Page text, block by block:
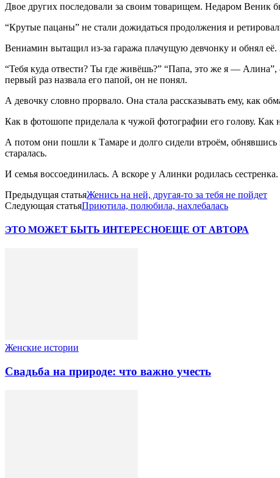
Двое других последовали за своим товарищем. Недаром Веник
“Крутые пацаны” не стали дожидаться продолжения и
Вениамин вытащил из-за гаража плачущую девчонку и обнял
“Тебя куда отвести? Ты где живёшь?” “Папа, это же я —
первый раз назвала его папой, он не понял.
А девочку словно прорвало. Она стала рассказывать ему, как
Как в фотошопе приделала к чужой фотографии его голову. Как
А потом они пошли к Тамаре и долго сидели втроём,
старалась.
И семья воссоединилась. А вскоре у Алинки родилась
Предыдущая статьяЖенись на ней, другая-то за тебя не пойдет
Следующая статьяПриютила, полюбила, нахлебалась
ЭТО МОЖЕТ БЫТЬ ИНТЕРЕСНОЕЩЕ ОТ АВТОРА
Женские истории
Свадьба на природе: что важно учесть